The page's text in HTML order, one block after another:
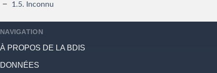
1.5. Inconnu
NAVIGATION
À PROPOS DE LA BDIS
DONNÉES